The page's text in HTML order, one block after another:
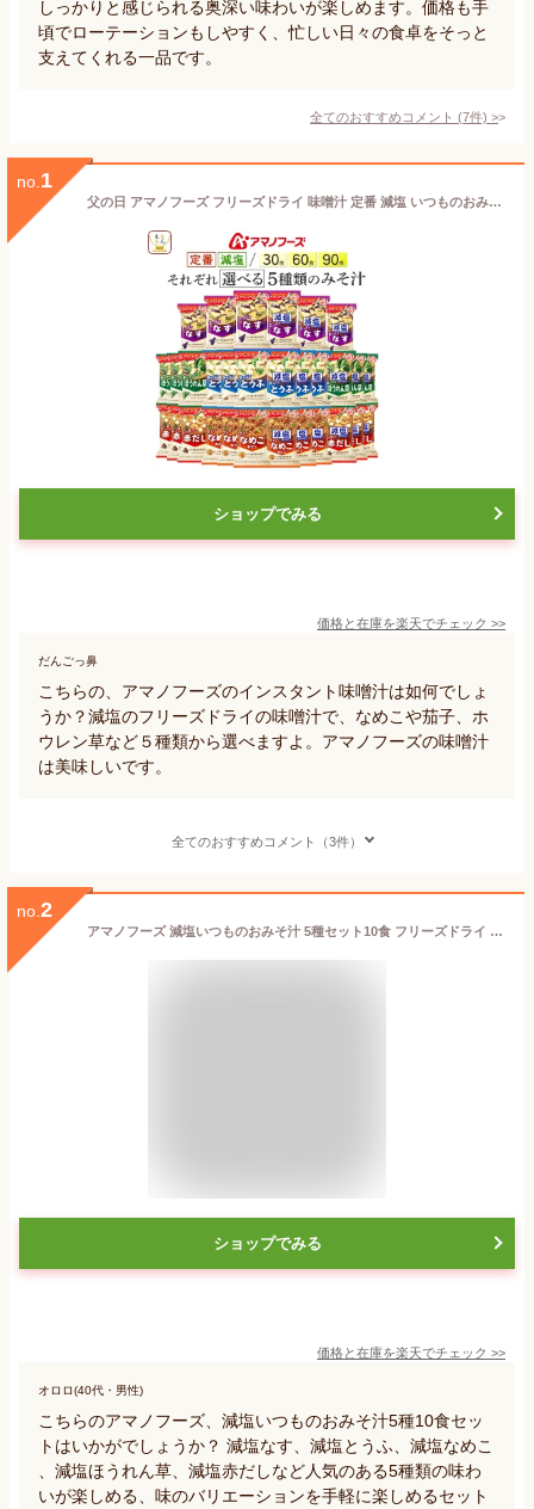
しっかりと感じられる奥深い味わいが楽しめます。価格も手
頃でローテーションもしやすく、忙しい日々の食卓をそっと
支えてくれる一品です。
全てのおすすめコメント (7件) >
no. 1
父の日 アマノフーズ フリーズドライ 味噌汁 定番 減塩 いつものおみそ汁 5種30食 60食 90食 から 選べる 詰め合わせ セット 【 送料無料 北海道沖縄以外】 インスタント みそ汁 食品 プレゼント 贈り物 非常食 2026 内祝い お返し ギフト
ショップでみる
価格と在庫を楽天でチェック >>
だんごっ鼻
こちらの、アマノフーズのインスタント味噌汁は如何でしょ
うか？減塩のフリーズドライの味噌汁で、なめこや茄子、ホ
ウレン草など５種類から選べますよ。アマノフーズの味噌汁
は美味しいです。
全てのおすすめコメント（3件）
no. 2
アマノフーズ 減塩いつものおみそ汁 5種セット10食 フリーズドライ 味噌汁 インスタント レトルト 食品
ショップでみる
価格と在庫を楽天でチェック >>
オロロ(40代・男性)
こちらのアマノフーズ、減塩いつものおみそ汁5種10食セッ
トはいかがでしょうか？ 減塩なす、減塩とうふ、減塩なめこ
、減塩ほうれん草、減塩赤だしなど人気のある5種類の味わ
いが楽しめる、味のバリエーションを手軽に楽しめるセット